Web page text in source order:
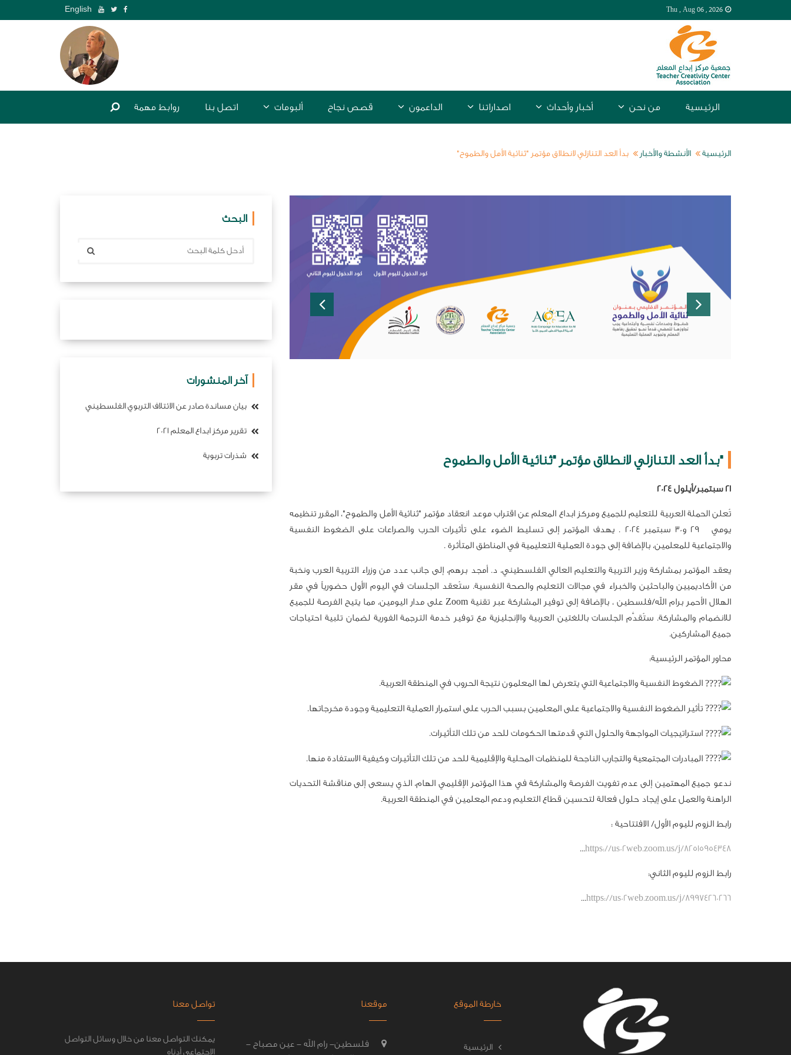
Thu , Aug 06 , 2026
English
الرئيسية من نحن أخبار وأحداث اصداراتنا الداعمون قصص نجاح ألبومات اتصل بنا روابط مهمة
الرئيسية الأنشطة والأخبار بدأ العد التنازلي لانطلاق مؤتمر "ثنائية الأمل والطموح"
بدأ العد التنازلي لانطلاق مؤتمر "ثنائية الأمل والطموح"
21 سبتمبر/أيلول 2024
تُعلن الحملة العربية للتعليم للجميع ومركز ابداع المعلم عن اقتراب موعد انعقاد مؤتمر "ثنائية الأمل والطموح"، المقرر تنظيمه
يومي 29 و30 سبتمبر 2024 . يهدف المؤتمر إلى تسليط الضوء على تأثيرات الحرب والصراعات على الضغوط النفسية
والاجتماعية للمعلمين، بالإضافة إلى جودة العملية التعليمية في المناطق المتأثرة .
يعقد المؤتمر بمشاركة وزير التربية والتعليم العالي الفلسطيني، د. أمجد برهم، إلى جانب عدد من وزراء التربية العرب ونخبة
من الأكاديميين والباحثين والخبراء في مجالات التعليم والصحة النفسية. ستُعقد الجلسات في اليوم الأول حضورياً في مقر
الهلال الأحمر برام الله/فلسطين ، بالإضافة إلى توفير المشاركة عبر تقنية Zoom على مدار اليومين، مما يتيح الفرصة للجميع
للانضمام والمشاركة. ستُقدَّم الجلسات باللغتين العربية والإنجليزية مع توفير خدمة الترجمة الفورية لضمان تلبية احتياجات
جميع المشاركين.
محاور المؤتمر الرئيسية:
الضغوط النفسية والاجتماعية التي يتعرض لها المعلمون نتيجة الحروب في المنطقة العربية.
تأثير الضغوط النفسية والاجتماعية على المعلمين بسبب الحرب على استمرار العملية التعليمية وجودة مخرجاتها.
استراتيجيات المواجهة والحلول التي قدمتها الحكومات للحد من تلك التأثيرات.
المبادرات المجتمعية والتجارب الناجحة للمنظمات المحلية والإقليمية للحد من تلك التأثيرات وكيفية الاستفادة منها.
ندعو جميع المهتمين إلى عدم تفويت الفرصة والمشاركة في هذا المؤتمر الإقليمي الهام، الذي يسعى إلى مناقشة التحديات
الراهنة والعمل على إيجاد حلول فعالة لتحسين قطاع التعليم ودعم المعلمين في المنطقة العربية.
رابط الزوم لليوم الأول/ الافتتاحية :
https://us02web.zoom.us/j/82515954348
...
رابط الزوم لليوم الثاني:
https://us02web.zoom.us/j/89974260266
...
البحث
آخر المنشورات
بيان مساندة صادر عن الائتلاف التربوي الفلسطيني
تقرير مركز ابداع المعلم 2021
شذرات تربوية
خارطة الموقع
الرئيسية
موقعنا
فلسطين- رام الله - عين مصباح -
تواصل معنا
يمكنك التواصل معنا من خلال وسائل التواصل
الاجتماعي أدناه